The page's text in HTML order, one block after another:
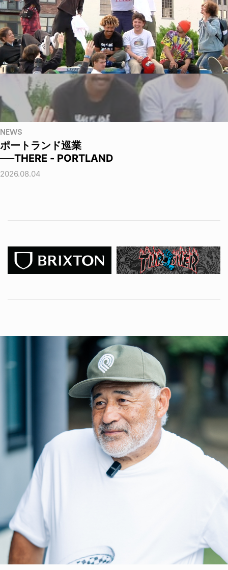
NEWS
ポートランド巡業
──THERE - PORTLAND
2026.08.04